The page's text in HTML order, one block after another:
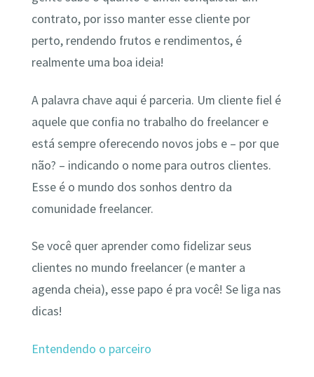
contrato, por isso manter esse cliente por
perto, rendendo frutos e rendimentos, é
realmente uma boa ideia!
A palavra chave aqui é parceria. Um cliente fiel é
aquele que confia no trabalho do freelancer e
está sempre oferecendo novos jobs e – por que
não? – indicando o nome para outros clientes.
Esse é o mundo dos sonhos dentro da
comunidade freelancer.
Se você quer aprender como fidelizar seus
clientes no mundo freelancer (e manter a
agenda cheia), esse papo é pra você! Se liga nas
dicas!
Entendendo o parceiro